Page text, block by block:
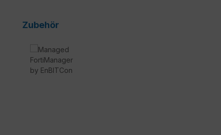
Produktgalerie überspringen
Zubehör